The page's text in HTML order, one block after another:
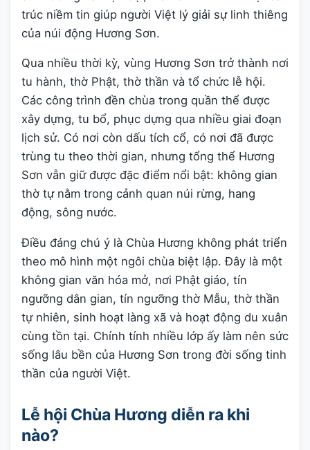
trúc niềm tin giúp người Việt lý giải sự linh thiêng
của núi động Hương Sơn.
Qua nhiều thời kỳ, vùng Hương Sơn trở thành nơi
tu hành, thờ Phật, thờ thần và tổ chức lễ hội.
Các công trình đền chùa trong quần thể được
xây dựng, tu bổ, phục dựng qua nhiều giai đoạn
lịch sử. Có nơi còn dấu tích cổ, có nơi đã được
trùng tu theo thời gian, nhưng tổng thể Hương
Sơn vẫn giữ được đặc điểm nổi bật: không gian
thờ tự nằm trong cảnh quan núi rừng, hang
động, sông nước.
Điều đáng chú ý là Chùa Hương không phát triển
theo mô hình một ngôi chùa biệt lập. Đây là một
không gian văn hóa mở, nơi Phật giáo, tín
ngưỡng dân gian, tín ngưỡng thờ Mẫu, thờ thần
tự nhiên, sinh hoạt làng xã và hoạt động du xuân
cùng tồn tại. Chính tính nhiều lớp ấy làm nên sức
sống lâu bền của Hương Sơn trong đời sống tinh
thần của người Việt.
Lễ hội Chùa Hương diễn ra khi
nào?